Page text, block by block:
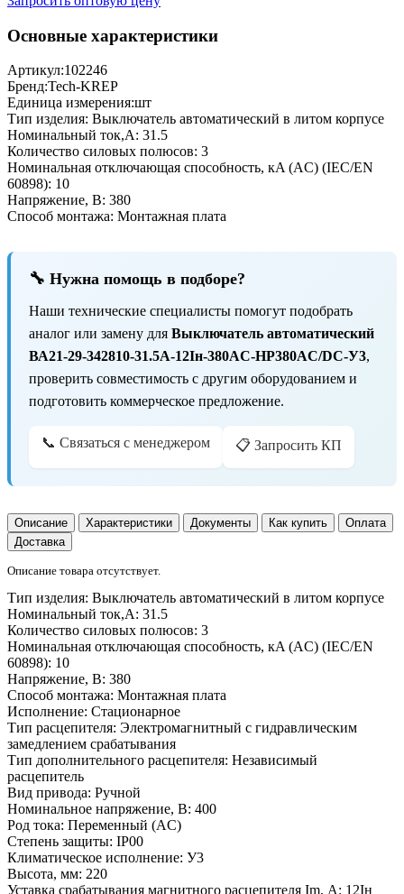
Основные характеристики
Артикул:102246
Бренд:Tech-KREP
Единица измерения:шт
Тип изделия: Выключатель автоматический в литом корпусе
Номинальный ток,А: 31.5
Количество силовых полюсов: 3
Номинальная отключающая способность, кA (AC) (IEC/EN
60898): 10
Напряжение, В: 380
Способ монтажа: Монтажная плата
🔧 Нужна помощь в подборе?
Наши технические специалисты помогут подобрать
аналог или замену для Выключатель автоматический
ВА21-29-342810-31.5А-12Iн-380AC-НР380AC/DC-У3,
проверить совместимость с другим оборудованием и
подготовить коммерческое предложение.
📞 Связаться с менеджером 📋 Запросить КП
Описание Характеристики Документы Как купить
Оплата
Доставка
Описание товара отсутствует.
Тип изделия: Выключатель автоматический в литом корпусе
Номинальный ток,А: 31.5
Количество силовых полюсов: 3
Номинальная отключающая способность, кA (AC) (IEC/EN
60898): 10
Напряжение, В: 380
Способ монтажа: Монтажная плата
Исполнение: Стационарное
Тип расцепителя: Электромагнитный с гидравлическим
замедлением срабатывания
Тип дополнительного расцепителя: Независимый
расцепитель
Вид привода: Ручной
Номинальное напряжение, В: 400
Род тока: Переменный (AC)
Степень защиты: IP00
Климатическое исполнение: У3
Высота, мм: 220
Уставка срабатывания магнитного расцепителя Im, А: 12Iн